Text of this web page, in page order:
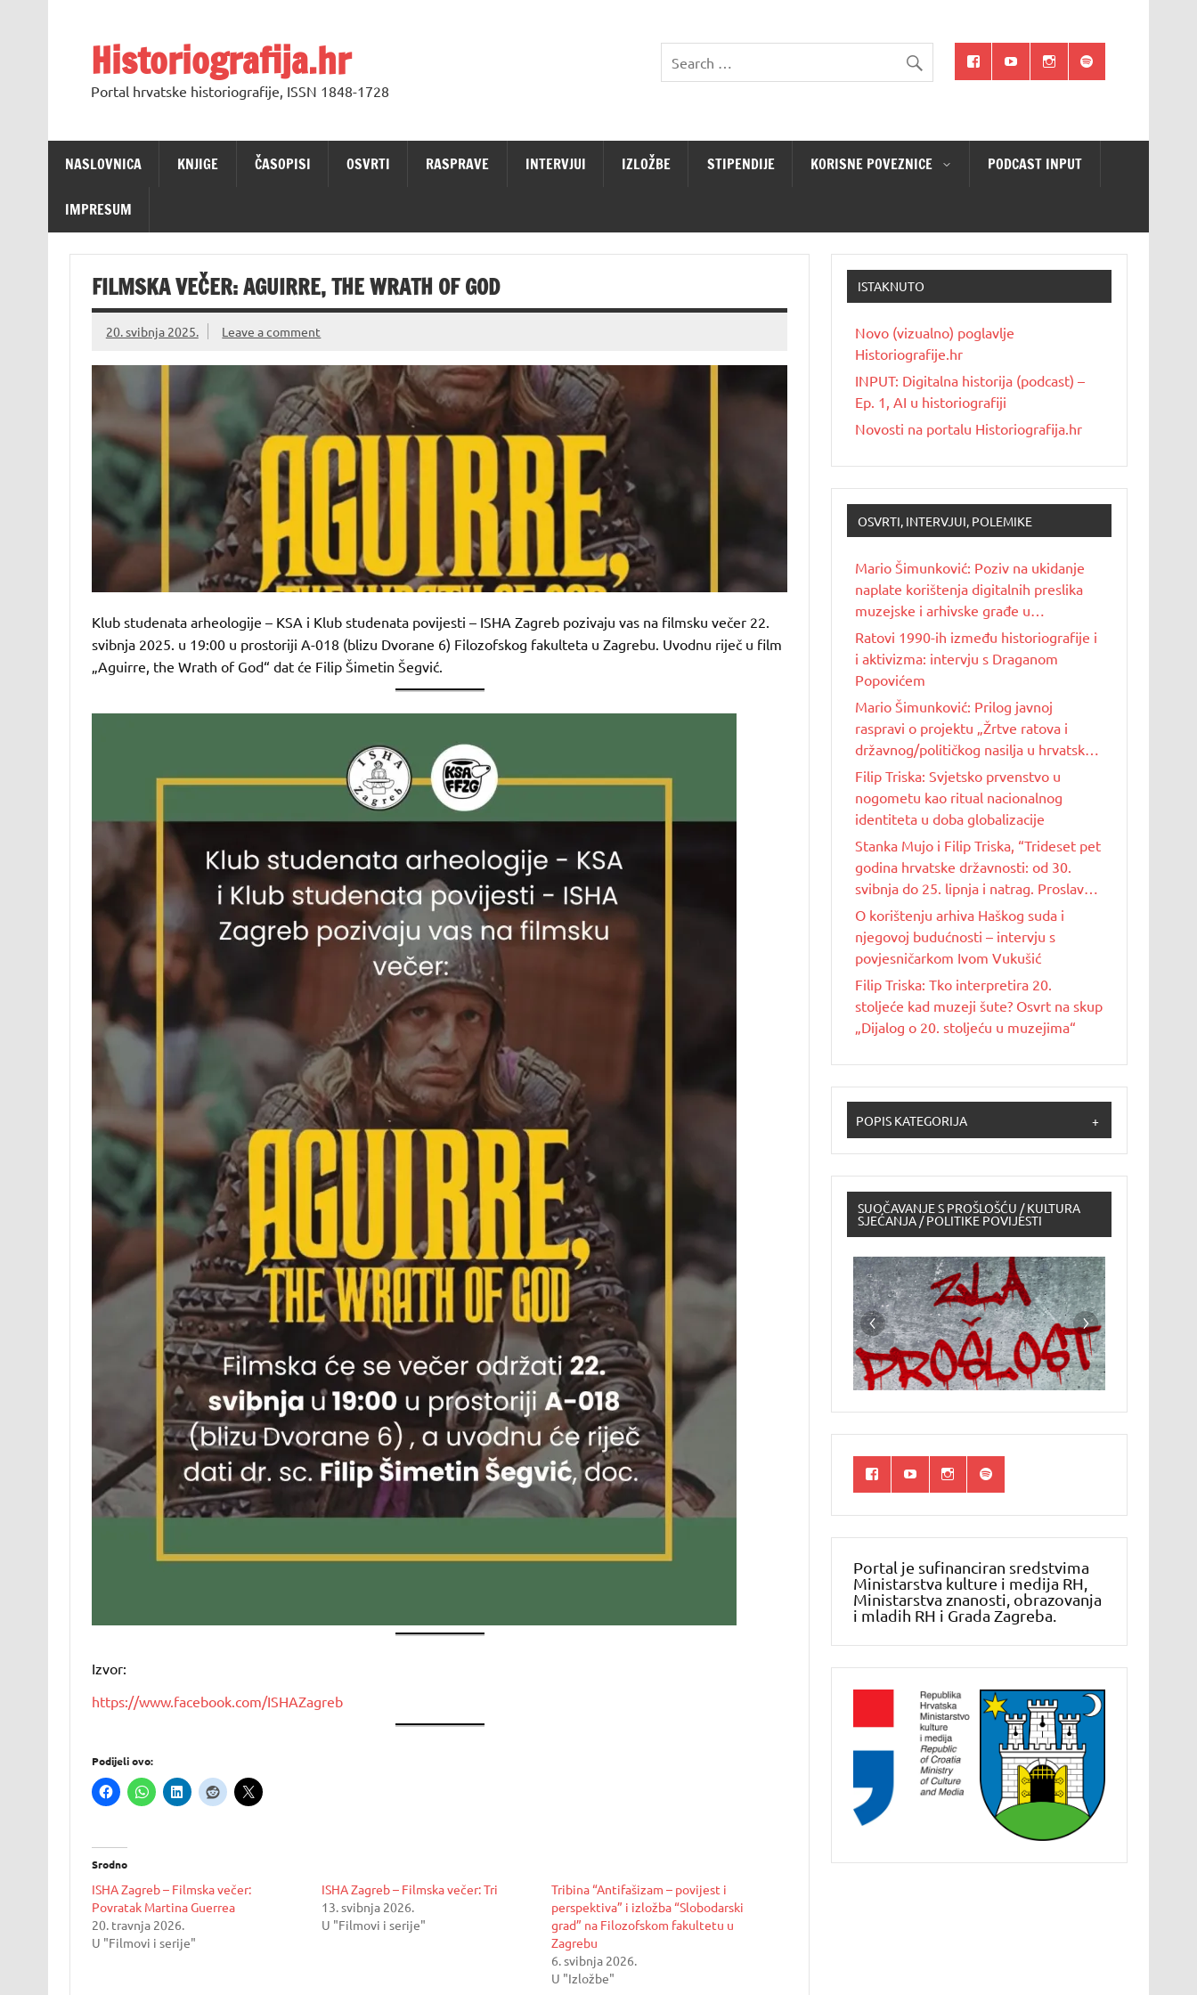
Historiografija.hr
Portal hrvatske historiografije, ISSN 1848-1728
NASLOVNICA KNJIGE ČASOPISI OSVRTI RASPRAVE INTERVJUI IZLOŽBE STIPENDIJE KORISNE POVEZNICE PODCAST INPUT
IMPRESUM
FILMSKA VEČER: AGUIRRE, THE WRATH OF GOD
20. svibnja 2025. Leave a comment
Klub studenata arheologije – KSA i Klub studenata povijesti – ISHA Zagreb pozivaju vas na filmsku večer 22.
svibnja 2025. u 19:00 u prostoriji A-018 (blizu Dvorane 6) Filozofskog fakulteta u Zagrebu. Uvodnu riječ u film
„Aguirre, the Wrath of God“ dat će Filip Šimetin Šegvić.
Izvor:
https://www.facebook.com/ISHAZagreb
Podijeli ovo:
Srodno
ISHA Zagreb – Filmska večer:
Povratak Martina Guerrea
20. travnja 2026.
U "Filmovi i serije"
ISHA Zagreb – Filmska večer: Tri
13. svibnja 2026.
U "Filmovi i serije"
Tribina “Antifašizam – povijest i
perspektiva” i izložba “Slobodarski
grad” na Filozofskom fakultetu u
Zagrebu
6. svibnja 2026.
U "Izložbe"
ISTAKNUTO
Novo (vizualno) poglavlje
Historiografije.hr
INPUT: Digitalna historija (podcast) –
Ep. 1, AI u historiografiji
Novosti na portalu Historiografija.hr
OSVRTI, INTERVJUI, POLEMIKE
Mario Šimunković: Poziv na ukidanje
naplate korištenja digitalnih preslika
muzejske i arhivske građe u
nekomercijalne svrhe
Ratovi 1990-ih između historiografije i
i aktivizma: intervju s Draganom
Popovićem
Mario Šimunković: Prilog javnoj
raspravi o projektu „Žrtve ratova i
državnog/političkog nasilja u hrvatskoj
povijesti 20. stoljeća“
Filip Triska: Svjetsko prvenstvo u
nogometu kao ritual nacionalnog
identiteta u doba globalizacije
Stanka Mujo i Filip Triska, “Trideset pet
godina hrvatske državnosti: od 30.
svibnja do 25. lipnja i natrag. Proslave
Dana državnosti u Republici Hrvatskoj
od 1990. do 2025. godine”
O korištenju arhiva Haškog suda i
njegovoj budućnosti – intervju s
povjesničarkom Ivom Vukušić
Filip Triska: Tko interpretira 20.
stoljeće kad muzeji šute? Osvrt na skup
„Dijalog o 20. stoljeću u muzejima“
POPIS KATEGORIJA +
SUOČAVANJE S PROŠLOŠĆU / KULTURA
SJEĆANJA / POLITIKE POVIJESTI
Portal je sufinanciran sredstvima
Ministarstva kulture i medija RH,
Ministarstva znanosti, obrazovanja
i mladih RH i Grada Zagreba.